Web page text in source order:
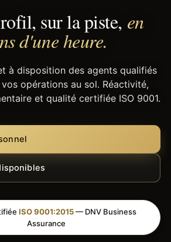
sur la piste, en
d'une heure.
à disposition des agents qualifiés
opérations au sol. Réactivité,
et qualité certifiée ISO 9001.
ISO 9001:2015— DNV Business
Assurance